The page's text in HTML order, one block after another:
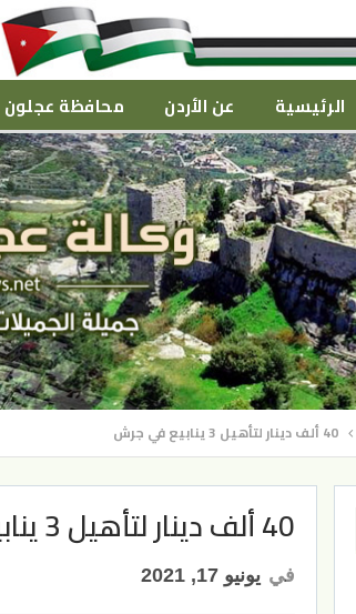
الرئيسية عن الأردن محافظة عجلون
40 ألف دينار لتأهيل 3 ينابيع في جرش
40 ألف دينار لتأهيل 3 ينابيع في جرش
في يونيو 17, 2021